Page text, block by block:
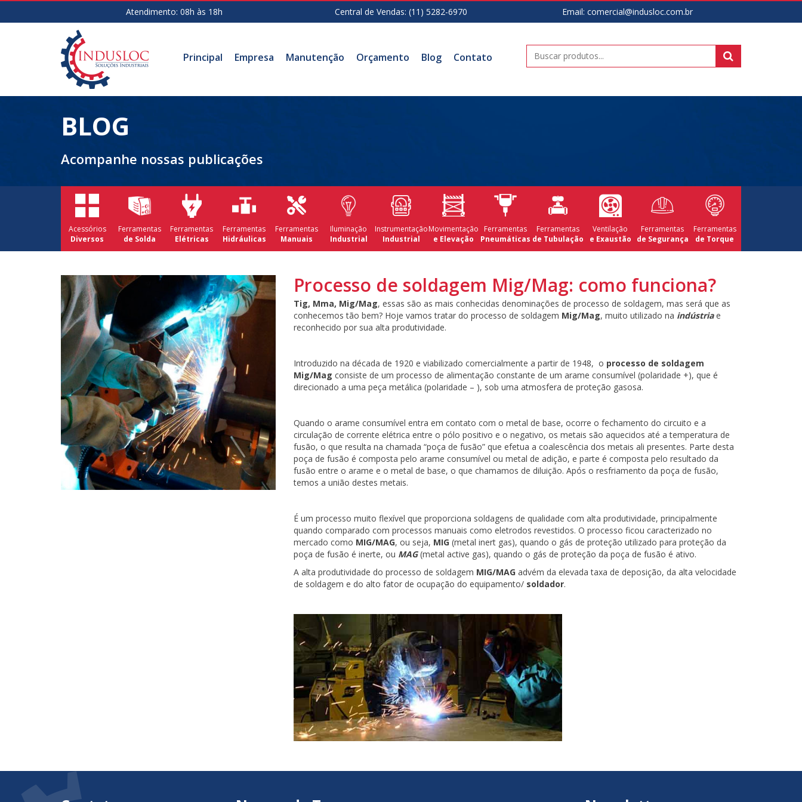
Atendimento: 08h às 18h Central de Vendas: (11) 5282-6970 Email:comercial@indusloc.com.br
Principal Empresa Manutenção Orçamento Blog Contato
BLOG
Acompanhe nossas publicações
Acessórios
Diversos
Ferramentas
de Solda
Ferramentas
Elétricas
Ferramentas
Hidráulicas
Ferramentas
Manuais
Iluminação
Industrial
Instrumentação
Industrial
Movimentação
e Elevação
Ferramentas
Pneumáticas
Ferramentas
de Tubulação
Ventilação
e Exaustão
Ferramentas
de Segurança
Ferramentas
de Torque
Processo de soldagem Mig/Mag: como funciona?
Tig, Mma, Mig/Mag, essas são as mais conhecidas denominações de processo de soldagem, mas será que as
conhecemos tão bem? Hoje vamos tratar do processo de soldagem Mig/Mag, muito utilizado na indústriae
reconhecido por sua alta produtividade.
Introduzido na década de 1920 e viabilizado comercialmente a partir de 1948, o processo de soldagem
Mig/Mag consiste de um processo de alimentação constante de um arame consumível (polaridade +), que é
direcionado a uma peça metálica (polaridade – ), sob uma atmosfera de proteção gasosa.
Quando o arame consumível entra em contato com o metal de base, ocorre o fechamento do circuito e a
circulação de corrente elétrica entre o pólo positivo e o negativo, os metais são aquecidos até a temperatura de
fusão, o que resulta na chamada “poça de fusão” que efetua a coalescência dos metais ali presentes. Parte desta
poça de fusão é composta pelo arame consumível ou metal de adição, e parte é composta pelo resultado da
fusão entre o arame e o metal de base, o que chamamos de diluição. Após o resfriamento da poça de fusão,
temos a união destes metais.
É um processo muito flexível que proporciona soldagens de qualidade com alta produtividade, principalmente
quando comparado com processos manuais como eletrodos revestidos. O processo ficou caracterizado no
mercado como MIG/MAG, ou seja, MIG (metal inert gas), quando o gás de proteção utilizado para proteção da
poça de fusão é inerte, ou MAG(metal active gas), quando o gás de proteção da poça de fusão é ativo.
A alta produtividade do processo de soldagem MIG/MAG advém da elevada taxa de deposição, da alta velocidade
de soldagem e do alto fator de ocupação do equipamento/ soldador.